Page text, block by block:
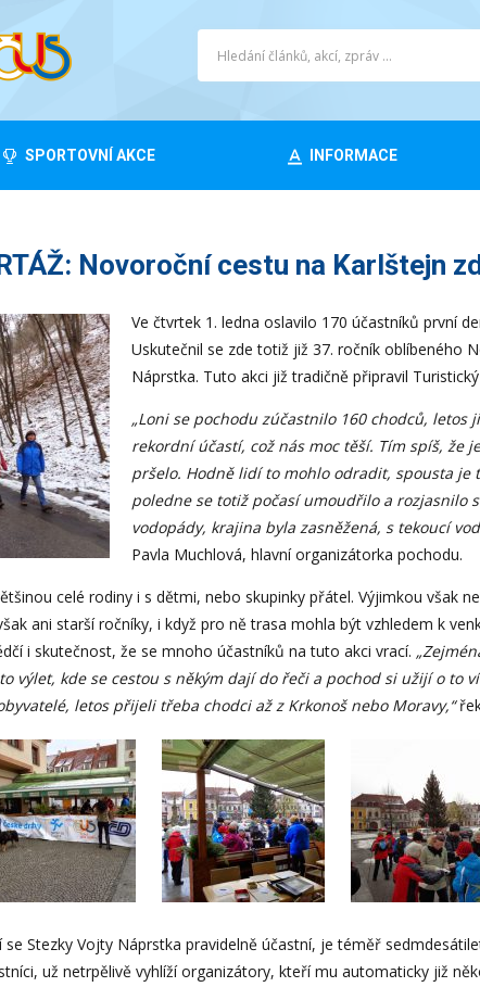
SPORTOVNÍ AKCE INFORMACE
Novoroční cestu na Karlštejn
Ve čtvrtek 1. ledna oslavilo 170 účastníků první
Uskutečnil se zde totiž již 37. ročník oblíbeného
Náprstka. Tuto akci již tradičně připravil
„Loni se pochodu zúčastnilo 160 chodců,
rekordní účastí, což nás moc těší. Tím spíš, že
pršelo. Hodně lidí to mohlo odradit, spousta je
poledne se totiž počasí umoudřilo a rozjasnilo
vodopády, krajina byla zasněžená, s tekoucí
Pavla Muchlová, hlavní organizátorka pochodu.
celé rodiny i s dětmi, nebo skupinky přátel. Výjimkou však
ani starší ročníky, i když pro ně trasa mohla být vzhledem k
i skutečnost, že se mnoho účastníků na tuto akci vrací.
výlet, kde se cestou s někým dají do řeči a pochod si užijí o to
letos přijeli třeba chodci až z Krkonoš nebo Moravy,“
Stezky Vojty Náprstka pravidelně účastní, je téměř
už netrpělivě vyhlíží organizátory, kteří mu automaticky již